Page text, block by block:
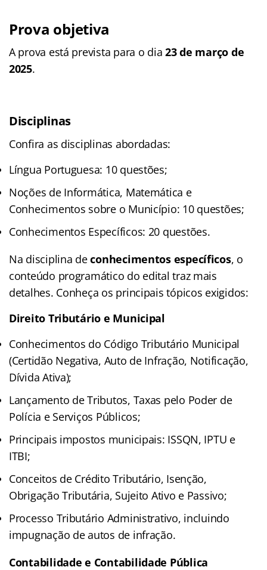
Prova objetiva
A prova está prevista para o dia23 de março de
2025.
Disciplinas
Confira as disciplinas abordadas:
Língua Portuguesa: 10 questões;
Noções de Informática, Matemática e
Conhecimentos sobre o Município: 10 questões;
Conhecimentos Específicos: 20 questões.
Na disciplina deconhecimentos específicos, o
conteúdo programático do edital traz mais
detalhes. Conheça os principais tópicos exigidos:
Direito Tributário e Municipal
Conhecimentos do Código Tributário Municipal
(Certidão Negativa, Auto de Infração, Notificação,
Dívida Ativa);
Lançamento de Tributos, Taxas pelo Poder de
Polícia e Serviços Públicos;
Principais impostos municipais: ISSQN, IPTU e
ITBI;
Conceitos de Crédito Tributário, Isenção,
Obrigação Tributária, Sujeito Ativo e Passivo;
Processo Tributário Administrativo, incluindo
impugnação de autos de infração.
Contabilidade e Contabilidade Pública